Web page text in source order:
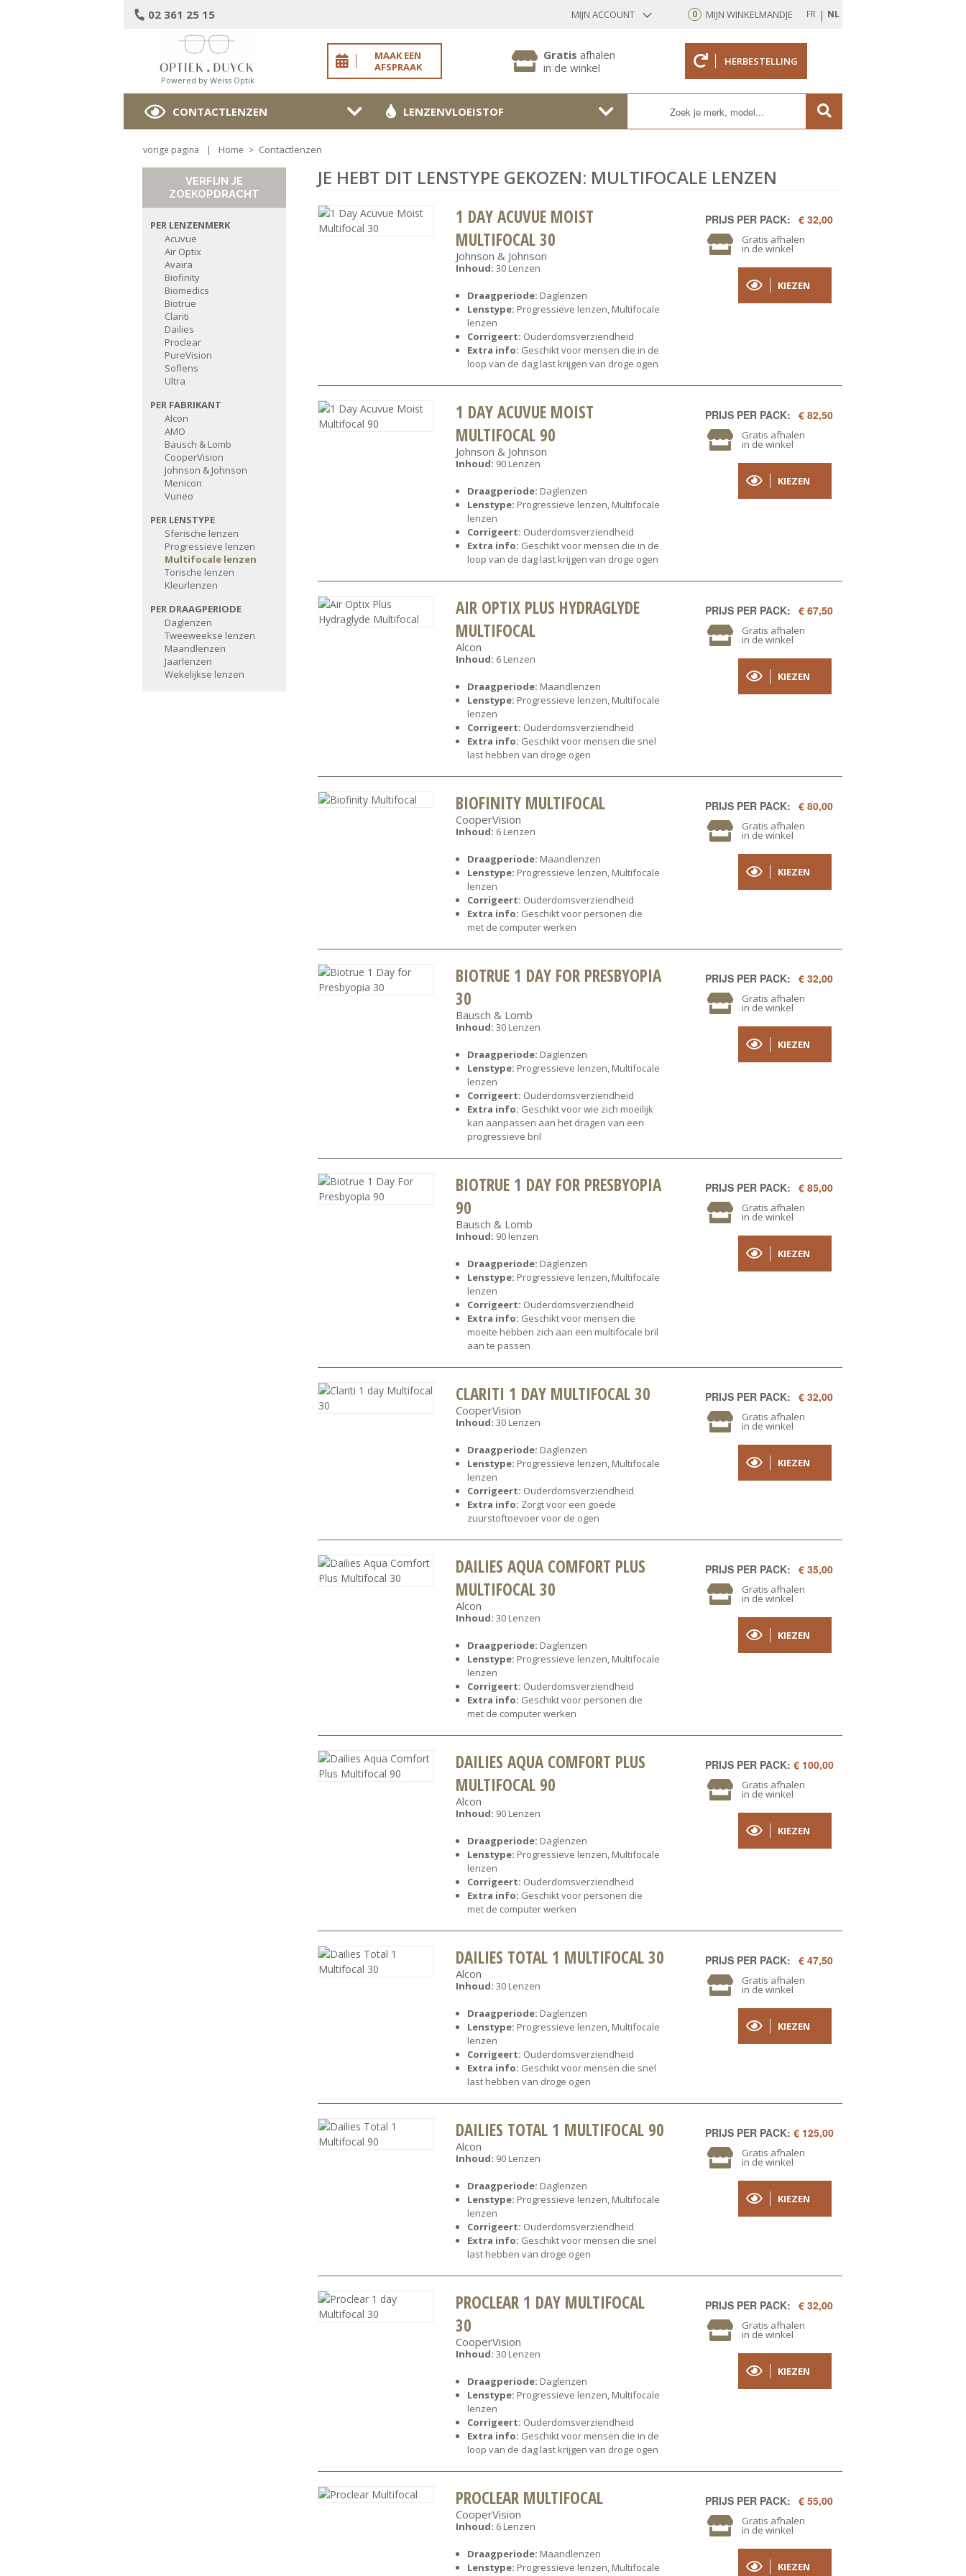
02 361 25 15 MIJN ACCOUNT
INLOGGEN BESTAANDE KLANT
wachtwoord
BEVESTIGEN
NIEUWE KLANT
MELD JE AAN
0 MIJN WINKELMANDJE FR | NL
Powered by Weiss Optik
MAAK EEN
AFSPRAAK
Gratis afhalen
in de winkel
HERBESTELLING
CONTACTLENZEN LENZENVLOEISTOF
vorige pagina | Home > Contactlenzen
VERFIJN JE
ZOEKOPDRACHT
PER LENZENMERK
Acuvue
Air Optix
Avaira
Biofinity
Biomedics
Biotrue
Clariti
Dailies
Proclear
PureVision
Soflens
Ultra
PER FABRIKANT
Alcon
AMO
Bausch & Lomb
CooperVision
Johnson & Johnson
Menicon
Vuneo
PER LENSTYPE
Sferische lenzen
Progressieve lenzen
Multifocale lenzen
Torische lenzen
Kleurlenzen
PER DRAAGPERIODE
Daglenzen
Tweeweekse lenzen
Maandlenzen
Jaarlenzen
Wekelijkse lenzen
JE HEBT DIT LENSTYPE GEKOZEN: MULTIFOCALE LENZEN
1 DAY ACUVUE MOIST
MULTIFOCAL 30
Johnson & Johnson
Inhoud: 30 Lenzen
Draagperiode: Daglenzen
Lenstype: Progressieve lenzen, Multifocale
lenzen
Corrigeert: Ouderdomsverziendheid
Extra info: Geschikt voor mensen die in de
loop van de dag last krijgen van droge ogen
PRIJS PER PACK: € 32,00
Gratis afhalen
in de winkel
KIEZEN
1 DAY ACUVUE MOIST
MULTIFOCAL 90
Johnson & Johnson
Inhoud: 90 Lenzen
Draagperiode: Daglenzen
Lenstype: Progressieve lenzen, Multifocale
lenzen
Corrigeert: Ouderdomsverziendheid
Extra info: Geschikt voor mensen die in de
loop van de dag last krijgen van droge ogen
PRIJS PER PACK: € 82,50
Gratis afhalen
in de winkel
KIEZEN
AIR OPTIX PLUS HYDRAGLYDE
MULTIFOCAL
Alcon
Inhoud: 6 Lenzen
Draagperiode: Maandlenzen
Lenstype: Progressieve lenzen, Multifocale
lenzen
Corrigeert: Ouderdomsverziendheid
Extra info: Geschikt voor mensen die snel
last hebben van droge ogen
PRIJS PER PACK: € 67,50
Gratis afhalen
in de winkel
KIEZEN
BIOFINITY MULTIFOCAL
CooperVision
Inhoud: 6 Lenzen
Draagperiode: Maandlenzen
Lenstype: Progressieve lenzen, Multifocale
lenzen
Corrigeert: Ouderdomsverziendheid
Extra info: Geschikt voor personen die
met de computer werken
PRIJS PER PACK: € 80,00
Gratis afhalen
in de winkel
KIEZEN
BIOTRUE 1 DAY FOR PRESBYOPIA
30
Bausch & Lomb
Inhoud: 30 Lenzen
Draagperiode: Daglenzen
Lenstype: Progressieve lenzen, Multifocale
lenzen
Corrigeert: Ouderdomsverziendheid
Extra info: Geschikt voor wie zich moeilijk
kan aanpassen aan het dragen van een
progressieve bril
PRIJS PER PACK: € 32,00
Gratis afhalen
in de winkel
KIEZEN
BIOTRUE 1 DAY FOR PRESBYOPIA
90
Bausch & Lomb
Inhoud: 90 lenzen
Draagperiode: Daglenzen
Lenstype: Progressieve lenzen, Multifocale
lenzen
Corrigeert: Ouderdomsverziendheid
Extra info: Geschikt voor mensen die
moeite hebben zich aan een multifocale bril
aan te passen
PRIJS PER PACK: € 85,00
Gratis afhalen
in de winkel
KIEZEN
CLARITI 1 DAY MULTIFOCAL 30
CooperVision
Inhoud: 30 Lenzen
Draagperiode: Daglenzen
Lenstype: Progressieve lenzen, Multifocale
lenzen
Corrigeert: Ouderdomsverziendheid
Extra info: Zorgt voor een goede
zuurstoftoevoer voor de ogen
PRIJS PER PACK: € 32,00
Gratis afhalen
in de winkel
KIEZEN
DAILIES AQUA COMFORT PLUS
MULTIFOCAL 30
Alcon
Inhoud: 30 Lenzen
Draagperiode: Daglenzen
Lenstype: Progressieve lenzen, Multifocale
lenzen
Corrigeert: Ouderdomsverziendheid
Extra info: Geschikt voor personen die
met de computer werken
PRIJS PER PACK: € 35,00
Gratis afhalen
in de winkel
KIEZEN
DAILIES AQUA COMFORT PLUS
MULTIFOCAL 90
Alcon
Inhoud: 90 Lenzen
Draagperiode: Daglenzen
Lenstype: Progressieve lenzen, Multifocale
lenzen
Corrigeert: Ouderdomsverziendheid
Extra info: Geschikt voor personen die
met de computer werken
PRIJS PER PACK: € 100,00
Gratis afhalen
in de winkel
KIEZEN
DAILIES TOTAL 1 MULTIFOCAL 30
Alcon
Inhoud: 30 Lenzen
Draagperiode: Daglenzen
Lenstype: Progressieve lenzen, Multifocale
lenzen
Corrigeert: Ouderdomsverziendheid
Extra info: Geschikt voor mensen die snel
last hebben van droge ogen
PRIJS PER PACK: € 47,50
Gratis afhalen
in de winkel
KIEZEN
DAILIES TOTAL 1 MULTIFOCAL 90
Alcon
Inhoud: 90 Lenzen
Draagperiode: Daglenzen
Lenstype: Progressieve lenzen, Multifocale
lenzen
Corrigeert: Ouderdomsverziendheid
Extra info: Geschikt voor mensen die snel
last hebben van droge ogen
PRIJS PER PACK: € 125,00
Gratis afhalen
in de winkel
KIEZEN
PROCLEAR 1 DAY MULTIFOCAL
30
CooperVision
Inhoud: 30 Lenzen
Draagperiode: Daglenzen
Lenstype: Progressieve lenzen, Multifocale
lenzen
Corrigeert: Ouderdomsverziendheid
Extra info: Geschikt voor mensen die in de
loop van de dag last krijgen van droge ogen
PRIJS PER PACK: € 32,00
Gratis afhalen
in de winkel
KIEZEN
PROCLEAR MULTIFOCAL
CooperVision
Inhoud: 6 Lenzen
Draagperiode: Maandlenzen
Lenstype: Progressieve lenzen, Multifocale
PRIJS PER PACK: € 55,00
Gratis afhalen
in de winkel
KIEZEN